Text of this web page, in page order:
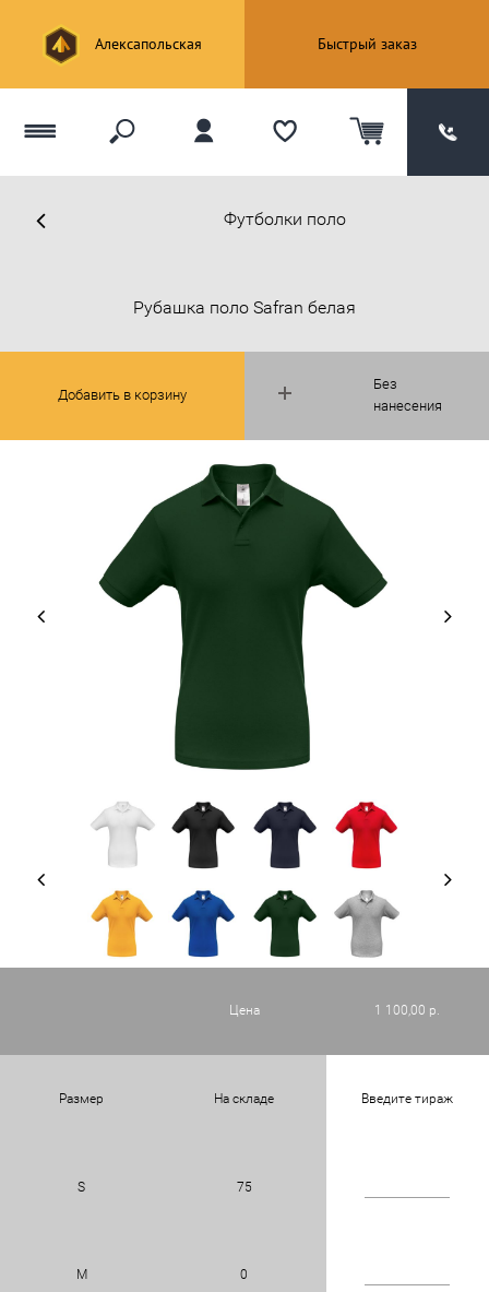
Алексапольская Быстрый заказ
Футболки поло
Без
нанесения
Рубашка поло Safran белая
Добавить в корзину
Цена 1 100,00 р.
Размер На складе Введите тираж
S 75
M 0